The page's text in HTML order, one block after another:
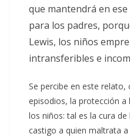
que mantendrá en
para los padres,
Lewis, los niños
intransferibles e
Se percibe en este
episodios, la protección
los niños: tal es la cura
castigo a quien maltrata